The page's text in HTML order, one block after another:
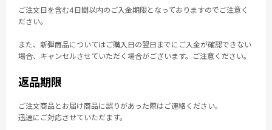
ご注文日を含む4日間以内のご入金期限となっておりますのでご注意く
ださい。
また、新弾商品についてはご購入日の翌日までにご入金が確認できない
場合、キャンセルさせていただく場合がございます。ご注意ください。
返品期限
ご注文商品とお届け商品に誤りがあった際はご連絡ください。
迅速にご対応させていただます。